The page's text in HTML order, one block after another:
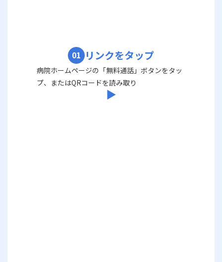
01 リンクをタップ
病院ホームページの「無料通話」ボタンをタッ
プ、またはQRコードを読み取り